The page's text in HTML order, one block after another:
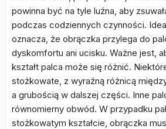
powinna być na tyle luźna, aby
podczas codziennych czynności.
oznacza, że obrączka przylega do
dyskomfortu ani ucisku. Ważne jest,
kształt palca może się różnić.
stożkowate, z wyraźną różnicą
a grubością w dalszej części. Inne
równomierny obwód. W przypadku
stożkowatym kształcie, obrączka